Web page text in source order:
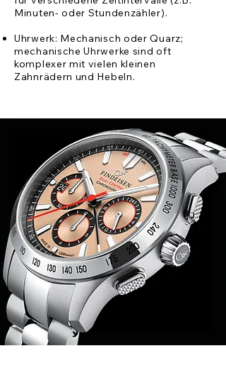
Minuten- oder Stundenzähler).
Uhrwerk: Mechanisch oder Quarz;
mechanische Uhrwerke sind oft
komplexer mit vielen kleinen
Zahnrädern und Hebeln.